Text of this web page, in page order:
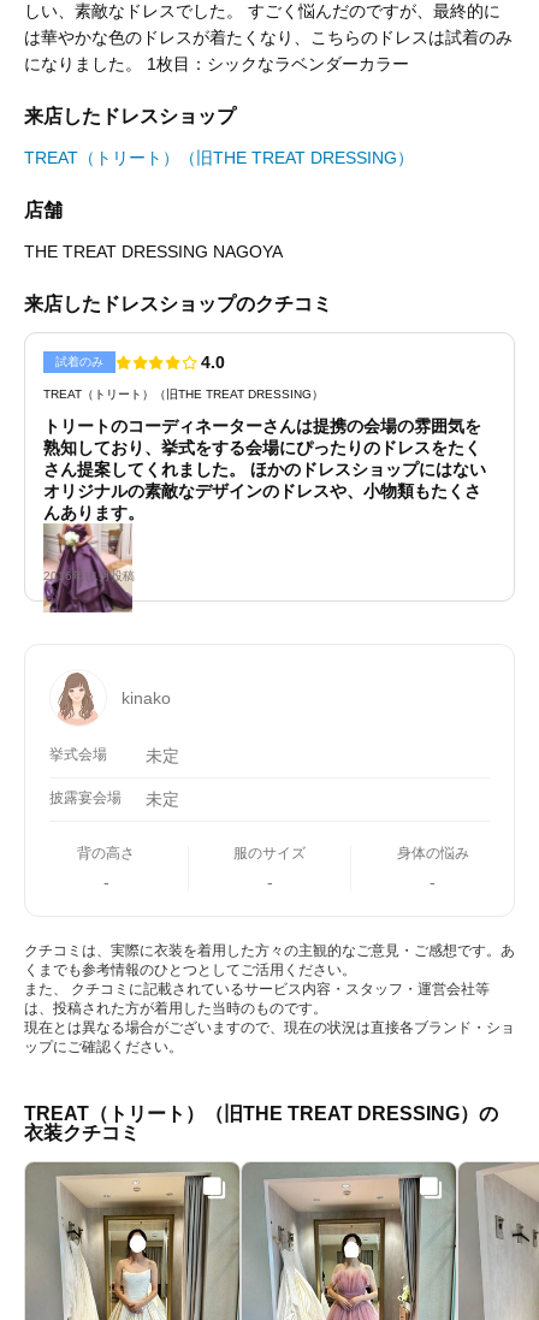
しい、素敵なドレスでした。 すごく悩んだのですが、最終的に
は華やかな色のドレスが着たくなり、こちらのドレスは試着のみ
になりました。 1枚目：シックなラベンダーカラー
来店したドレスショップ
TREAT（トリート）（旧THE TREAT DRESSING）
店舗
THE TREAT DRESSING NAGOYA
来店したドレスショップのクチコミ
試着のみ 4.0
TREAT（トリート）（旧THE TREAT DRESSING）
トリートのコーディネーターさんは提携の会場の雰囲気を
熟知しており、挙式をする会場にぴったりのドレスをたく
さん提案してくれました。 ほかのドレスショップにはない
オリジナルの素敵なデザインのドレスや、小物類もたくさ
んあります。
2016年11月投稿
kinako
挙式会場 未定
披露宴会場 未定
背の高さ
-
服のサイズ
-
身体の悩み
-
クチコミは、実際に衣装を着用した方々の主観的なご意見・ご感想です。あ
くまでも参考情報のひとつとしてご活用ください。
また、 クチコミに記載されているサービス内容・スタッフ・運営会社等
は、投稿された方が着用した当時のものです。
現在とは異なる場合がございますので、現在の状況は直接各ブランド・ショ
ップにご確認ください。
TREAT（トリート）（旧THE TREAT DRESSING）の
衣装クチコミ